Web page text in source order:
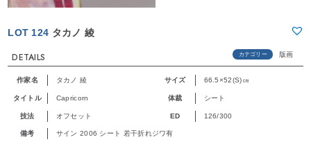
LOT 124 タカノ 綾
DETAILS カテゴリー 版画
作家名 タカノ 綾 サイズ 66.5×52(S)㎝
タイトル Capricorn 体裁 シート
技法 オフセット ED 126/300
備考 サイン 2006 シート 若干折れジワ有